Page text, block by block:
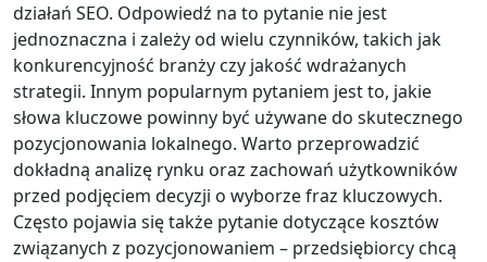
działań SEO. Odpowiedź na to pytanie nie jest
jednoznaczna i zależy od wielu czynników, takich jak
konkurencyjność branży czy jakość wdrażanych
strategii. Innym popularnym pytaniem jest to, jakie
słowa kluczowe powinny być używane do skutecznego
pozycjonowania lokalnego. Warto przeprowadzić
dokładną analizę rynku oraz zachowań użytkowników
przed podjęciem decyzji o wyborze fraz kluczowych.
Często pojawia się także pytanie dotyczące kosztów
związanych z pozycjonowaniem – przedsiębiorcy chcą